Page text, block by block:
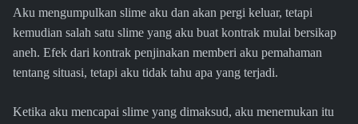
Aku mengumpulkan slime aku dan akan pergi keluar, tetapi
kemudian salah satu slime yang aku buat kontrak mulai bersikap
aneh. Efek dari kontrak penjinakan memberi aku pemahaman
tentang situasi, tetapi aku tidak tahu apa yang terjadi.
Ketika aku mencapai slime yang dimaksud, aku menemukan itu